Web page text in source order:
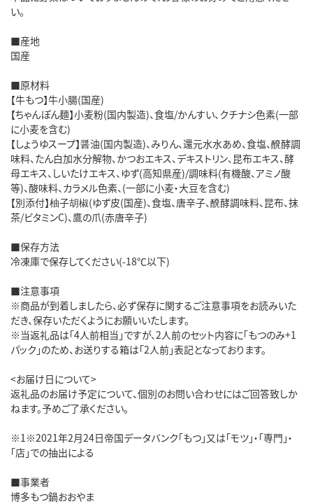
い。
■産地
国産
■原材料
【牛もつ】牛小腸(国産)
【ちゃんぽん麺】小麦粉(国内製造)、食塩/かんすい、クチナシ色素(一部
に小麦を含む)
【しょうゆスープ】醤油(国内製造)、みりん、還元水水あめ、食塩、醗酵調
味料、たん白加水分解物、かつおエキス、デキストリン、昆布エキス、酵
母エキス、しいたけエキス、ゆず(高知県産)/調味料(有機酸、アミノ酸
等)、酸味料、カラメル色素、(一部に小麦・大豆を含む)
【別添付】柚子胡椒(ゆず皮(国産)、食塩、唐辛子、醗酵調味料、昆布、抹
茶/ビタミンC)、鷹の爪(赤唐辛子)
■保存方法
冷凍庫で保存してください(-18℃以下)
■注意事項
※商品が到着しましたら、必ず保存に関するご注意事項をお読みいた
だき、保存いただくようにお願いいたします。
※当返礼品は「4人前相当」ですが、2人前のセット内容に「もつのみ+1
パック」のため、お送りする箱は「2人前」表記となっております。
<お届け日について>
返礼品のお届け予定について、個別のお問い合わせにはご回答致しか
ねます。予めご了承ください。
※1※2021年2月24日帝国データバンク｢もつ」又は「モツ」・「専門」・
「店｣での抽出による
■事業者
博多もつ鍋おおやま